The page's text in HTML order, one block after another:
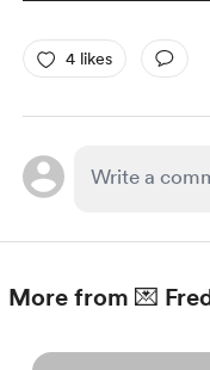
4 likes
More from 💌